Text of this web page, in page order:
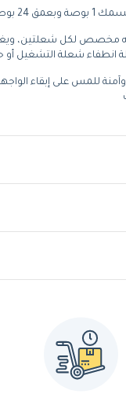
بوصة
مخصص لكل شعلتين،
انطفاء شعلة التشغيل أو
للمس على إبقاء